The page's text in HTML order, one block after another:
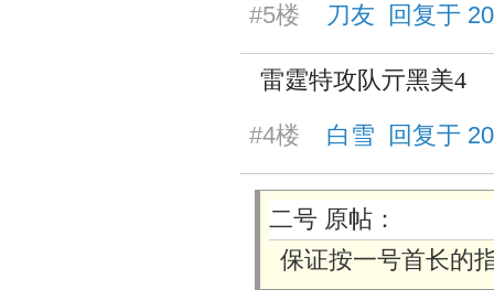
#5楼 刀友 回复于
雷霆特攻队亓黑美4
#4楼 白雪 回复于
二号 原帖：
保证按一号首长的